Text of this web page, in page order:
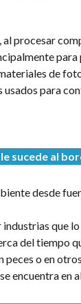
al procesar
de
para
le sucede al
desde
que
del tiempo
peces o en
encuentra